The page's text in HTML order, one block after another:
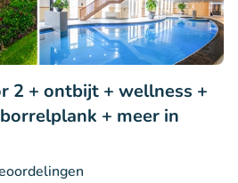
2 + ontbijt + wellness +
+ meer in